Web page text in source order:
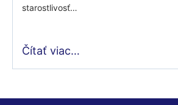
starostlivosť…
Čítať viac…